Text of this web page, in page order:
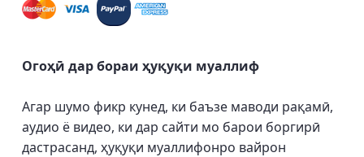
Огоҳӣ дар бораи ҳуқуқи муаллиф
Агар шумо фикр кунед, ки баъзе маводи рақамӣ,
аудио ё видео, ки дар сайти мо барои боргирӣ
дастрасанд, ҳуқуқи муаллифонро вайрон